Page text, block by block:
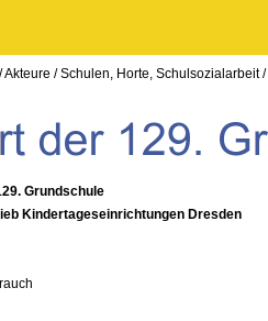
/Akteure /Schulen, Horte, Schulsozialarbeit/
Grundschule
Kindertageseinrichtungen Dresden